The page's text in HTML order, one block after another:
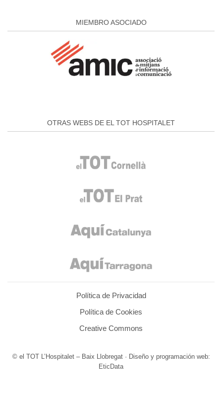
MIEMBRO ASOCIADO
OTRAS WEBS DE EL TOT HOSPITALET
Política de Privacidad
Política de Cookies
Creative Commons
© el TOT L’Hospitalet – Baix Llobregat · Diseño y programación web:
EticData